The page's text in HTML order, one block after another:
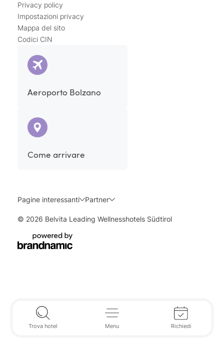
Privacy policy
Impostazioni privacy
Mappa del sito
Codici CIN
Aeroporto Bolzano
Come arrivare
Pagine interessanti Partner
© 2026 Belvita Leading Wellnesshotels Südtirol
Trova hotel Menu Richiedi